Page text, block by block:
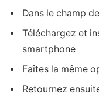
Dans le champ
Téléchargez et
smartphone
Faîtes la même
Retournez